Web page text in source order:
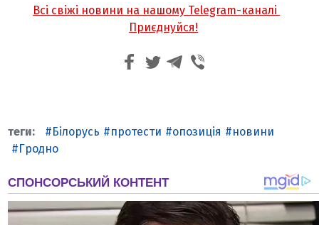
Всі свіжі новини на нашому Telegram-каналі
Приєднуйся!
Білорусь протести опозиція
новини
Гродно